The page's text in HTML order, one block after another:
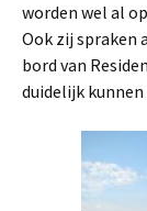
worden wel al
Ook zij spraken
bord van
duidelijk kunnen